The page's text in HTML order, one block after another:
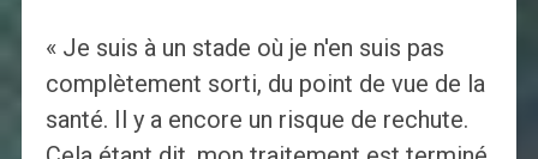
« Je suis à un stade où je n'en suis pas
complètement sorti, du point de vue de la
santé. Il y a encore un risque de rechute.